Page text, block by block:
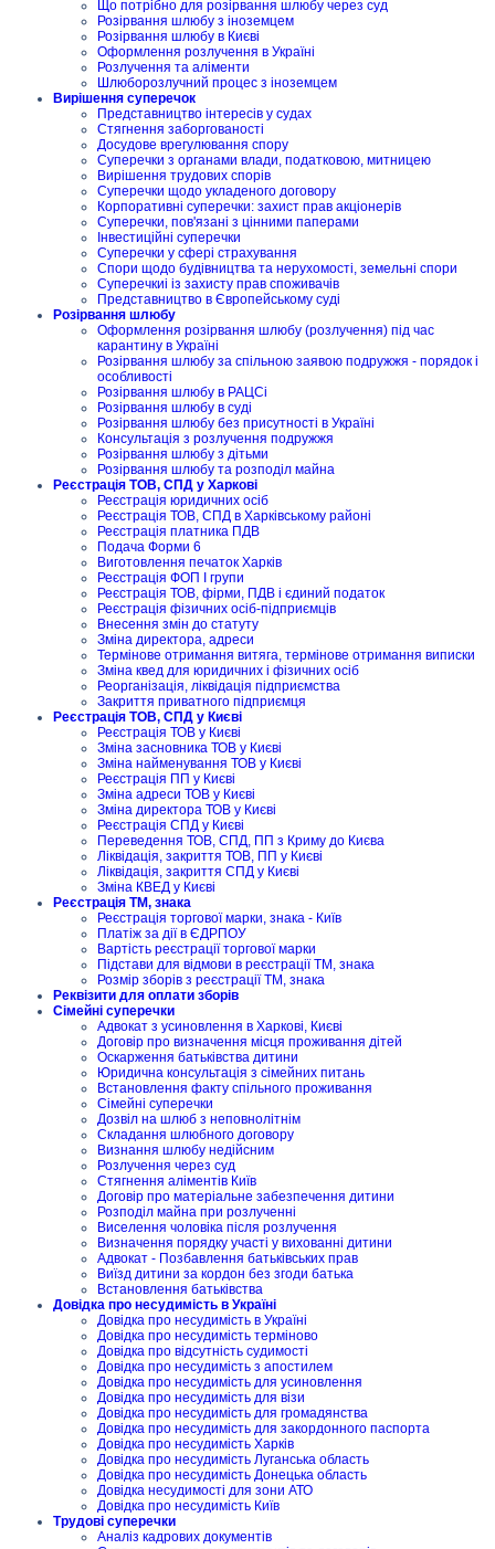
Що потрібно для розірвання шлюбу через суд
Розірвання шлюбу з іноземцем
Розірвання шлюбу в Києві
Оформлення розлучення в Україні
Розлучення та аліменти
Шлюборозлучний процес з іноземцем
Вирішення суперечок
Представництво інтересів у судах
Стягнення заборгованості
Досудове врегулювання спору
Суперечки з органами влади, податковою, митницею
Вирішення трудових спорів
Суперечки щодо укладеного договору
Корпоративні суперечки: захист прав акціонерів
Суперечки, пов'язані з цінними паперами
Інвестиційні суперечки
Суперечки у сфері страхування
Спори щодо будівництва та нерухомості, земельні спори
Суперечкиі із захисту прав споживачів
Представництво в Європейському суді
Розірвання шлюбу
Оформлення розірвання шлюбу (розлучення) під час
карантину в Україні
Розірвання шлюбу за спільною заявою подружжя - порядок і
особливості
Розірвання шлюбу в РАЦСі
Розірвання шлюбу в суді
Розірвання шлюбу без присутності в Україні
Консультація з розлучення подружжя
Розірвання шлюбу з дітьми
Розірвання шлюбу та розподіл майна
Реєстрація ТОВ, СПД у Харкові
Реєстрація юридичних осіб
Реєстрація ТОВ, СПД в Харківському районі
Реєстрація платника ПДВ
Подача Форми 6
Виготовлення печаток Харків
Реєстрація ФОП I групи
Реєстрація ТОВ, фірми, ПДВ і єдиний податок
Реєстрація фізичних осіб-підприємців
Внесення змін до статуту
Зміна директора, адреси
Термінове отримання витяга, термінове отримання виписки
Зміна квед для юридичних і фізичних осіб
Реорганізація, ліквідація підприємства
Закриття приватного підприємця
Реєстрація ТОВ, СПД у Києві
Реєстрація ТОВ у Києві
Зміна засновника ТОВ у Києві
Зміна найменування ТОВ у Києві
Реєстрація ПП у Києві
Зміна адреси ТОВ у Києві
Зміна директора ТОВ у Києві
Реєстрація СПД у Києві
Переведення ТОВ, СПД, ПП з Криму до Києва
Ліквідація, закриття ТОВ, ПП у Києві
Ліквідація, закриття СПД у Києві
Зміна КВЕД у Києві
Реєстрація ТМ, знака
Реєстрація торгової марки, знака - Київ
Платіж за дії в ЄДРПОУ
Вартість реєстрації торгової марки
Підстави для відмови в реєстрації ТМ, знака
Розмір зборів з реєстрації ТМ, знака
Реквізити для оплати зборів
Сімейні суперечки
Адвокат з усиновлення в Харкові, Києві
Договір про визначення місця проживання дітей
Оскарження батьківства дитини
Юридична консультація з сімейних питань
Встановлення факту спільного проживання
Сімейні суперечки
Дозвіл на шлюб з неповнолітнім
Складання шлюбного договору
Визнання шлюбу недійсним
Розлучення через суд
Стягнення аліментів Київ
Договір про матеріальне забезпечення дитини
Розподіл майна при розлученні
Виселення чоловіка після розлучення
Визначення порядку участі у вихованні дитини
Адвокат - Позбавлення батьківських прав
Виїзд дитини за кордон без згоди батька
Встановлення батьківства
Довідка про несудимість в Україні
Довідка про несудимість в Україні
Довідка про несудимість терміново
Довідка про відсутність судимості
Довідка про несудимість з апостилем
Довідка про несудимість для усиновлення
Довідка про несудимість для візи
Довідка про несудимість для громадянства
Довідка про несудимість для закордонного паспорта
Довідка про несудимість Харків
Довідка про несудимість Луганська область
Довідка про несудимість Донецька область
Довідка несудимості для зони АТО
Довідка про несудимість Київ
Трудові суперечки
Аналіз кадрових документів